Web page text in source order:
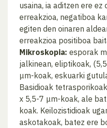
usaina, ia aditzen ere ez
erreakzioa, negatiboa
egiten den oinaren
erreakzioa positiboa
Mikroskopia: esporak
jalkinean, eliptikoak,
μm-koak, eskuarki
Basidioak
x 5,5-7 μm-koak, ale
koak. Keilozistidioak
askotakoak, batez ere